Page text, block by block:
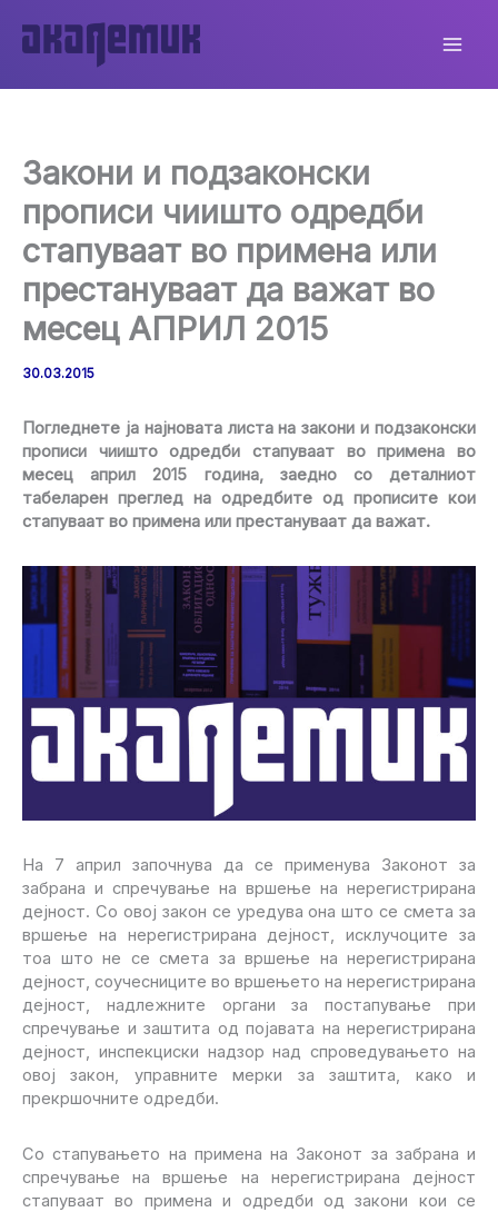
content
Закони и подзаконски
прописи чиишто одредби
стапуваат во примена или
престануваат да важат во
месец АПРИЛ 2015
30.03.2015
Погледнете ја најновата листа на закони и подзаконски
прописи чиишто одредби стапуваат во примена во
месец април 2015 година, заедно со деталниот
табеларен преглед на одредбите од прописите кои
стапуваат во примена или престануваат да важат.
На 7 април започнува да се применува Законот за
забрана и спречување на вршење на нерегистрирана
дејност. Со овој закон се уредува она што се смета за
вршење на нерегистрирана дејност, исклучоците за
тоа што не се смета за вршење на нерегистрирана
дејност, соучесниците во вршењето на нерегистрирана
дејност, надлежните органи за постапување при
спречување и заштита од појавата на нерегистрирана
дејност, инспекциски надзор над спроведувањето на
овој закон, управните мерки за заштита, како и
прекршочните одредби.
Со стапувањето на примена на Законот за забрана и
спречување на вршење на нерегистрирана дејност
стапуваат во примена и одредби од закони кои се